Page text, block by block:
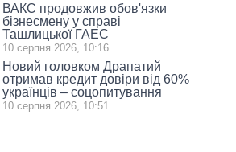
ВАКС продовжив обов'язки
бізнесмену у справі
Ташлицької ГАЕС
10 серпня 2026, 10:16
Новий головком Драпатий
отримав кредит довіри від 60%
українців – соцопитування
10 серпня 2026, 10:51